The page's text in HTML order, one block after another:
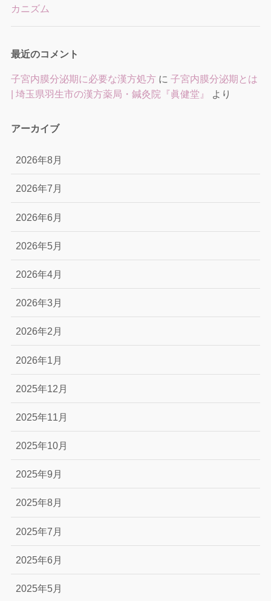
カニズム
最近のコメント
子宮内膜分泌期に必要な漢方処方に 子宮内膜分泌期とは
| 埼玉県羽生市の漢方薬局・鍼灸院『眞健堂』
より
アーカイブ
2026年8月
2026年7月
2026年6月
2026年5月
2026年4月
2026年3月
2026年2月
2026年1月
2025年12月
2025年11月
2025年10月
2025年9月
2025年8月
2025年7月
2025年6月
2025年5月